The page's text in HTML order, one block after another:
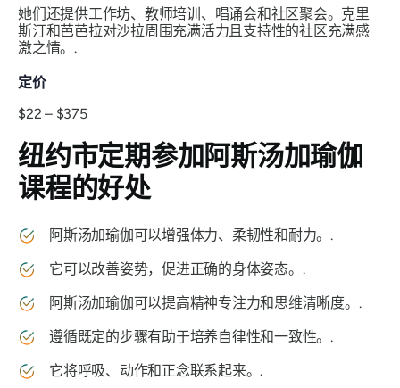
她们还提供工作坊、教师培训、唱诵会和社区聚会。克里
斯汀和芭芭拉对沙拉周围充满活力且支持性的社区充满感
激之情。.
定价
$22 – $375
纽约市定期参加阿斯汤加瑜伽
课程的好处
阿斯汤加瑜伽可以增强体力、柔韧性和耐力。.
它可以改善姿势，促进正确的身体姿态。.
阿斯汤加瑜伽可以提高精神专注力和思维清晰度。.
遵循既定的步骤有助于培养自律性和一致性。.
它将呼吸、动作和正念联系起来。.